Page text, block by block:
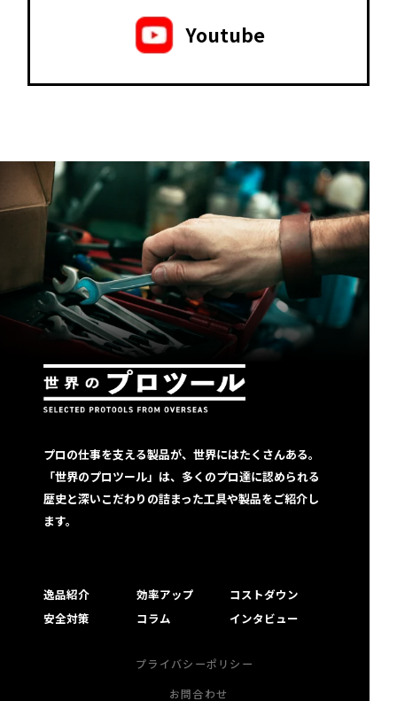
Youtube
プロの仕事を支える製品が、世界にはたくさんある。
「世界のプロツール」は、多くのプロ達に認められる
歴史と深いこだわりの詰まった工具や製品をご紹介し
ます。
逸品紹介 効率アップ
コストダウン
安全対策
コラム インタビュー
プライバシーポリシー
お問合わせ